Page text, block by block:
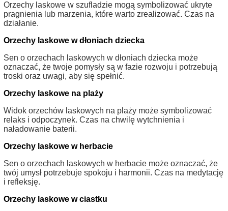
Orzechy laskowe w szufladzie mogą symbolizować ukryte
pragnienia lub marzenia, które warto zrealizować. Czas na
działanie.
Orzechy laskowe w dłoniach dziecka
Sen o orzechach laskowych w dłoniach dziecka może
oznaczać, że twoje pomysły są w fazie rozwoju i potrzebują
troski oraz uwagi, aby się spełnić.
Orzechy laskowe na plaży
Widok orzechów laskowych na plaży może symbolizować
relaks i odpoczynek. Czas na chwilę wytchnienia i
naładowanie baterii.
Orzechy laskowe w herbacie
Sen o orzechach laskowych w herbacie może oznaczać, że
twój umysł potrzebuje spokoju i harmonii. Czas na medytację
i refleksję.
Orzechy laskowe w ciastku